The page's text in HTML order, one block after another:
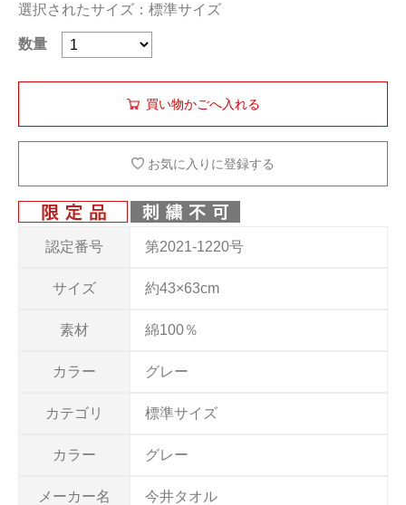
認定番号 第2021-1220号
サイズ 約43×63cm
素材 綿100％
カラー グレー
カテゴリ 標準サイズ
カラー グレー
メーカー名 今井タオル
選択されたサイズ：標準サイズ
数量
お気に入りに登録する